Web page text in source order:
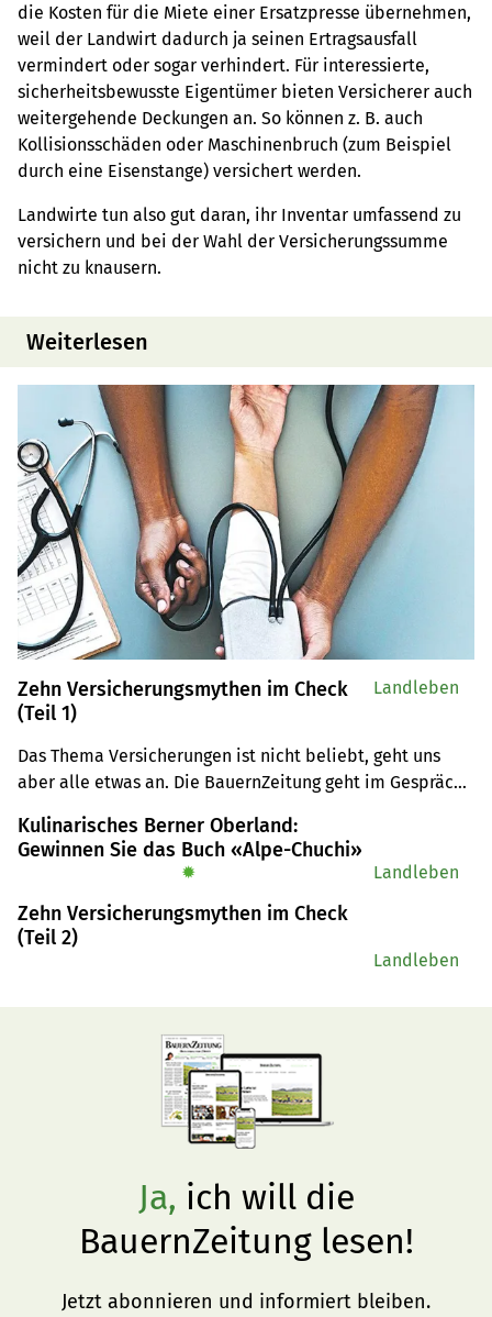
die Kosten für die Miete einer Ersatzpresse übernehmen,
weil der Landwirt dadurch ja seinen Ertragsausfall
vermindert oder sogar verhindert. Für interessierte,
sicherheitsbewusste Eigentümer bieten Versicherer auch
weitergehende Deckungen an. So können z. B. auch
Kollisionsschäden oder Maschinenbruch (zum Beispiel
durch eine Eisenstange) versichert werden.
Landwirte tun also gut daran, ihr Inventar umfassend zu
versichern und bei der Wahl der Versicherungssumme
nicht zu knausern.
Weiterlesen
Zehn Versicherungsmythen im Check
(Teil 1)
Das Thema Versicherungen ist nicht beliebt, geht uns
aber alle etwas an. Die BauernZeitung geht im Gespräch
auf den Grund.
Landleben
Kulinarisches Berner Oberland:
Gewinnen Sie das Buch «Alpe-Chuchi»
✹ Landleben
Zehn Versicherungsmythen im Check
(Teil 2)
Landleben
Ja, ich will die
BauernZeitung lesen!
Jetzt abonnieren und informiert bleiben.